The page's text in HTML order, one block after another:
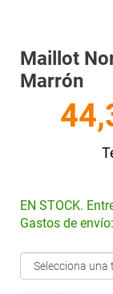
Maillot
Marrón
EN STOCK.
Gastos de